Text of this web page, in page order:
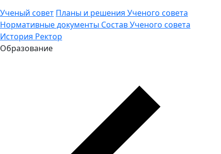
Ученый совет Планы и решения Ученого совета
Нормативные документы Состав Ученого совета
История Ректор
Образование